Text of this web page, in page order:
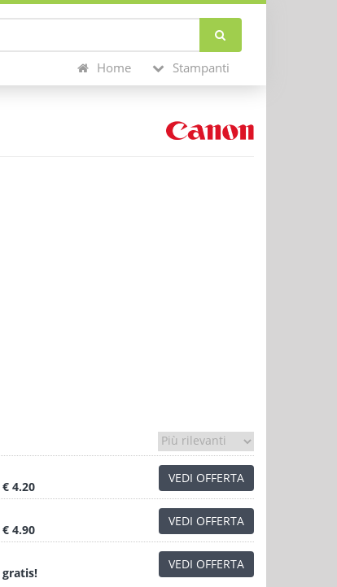
Home Stampanti
€ 4.20
VEDI OFFERTA
€ 4.90
VEDI OFFERTA
gratis!
VEDI OFFERTA